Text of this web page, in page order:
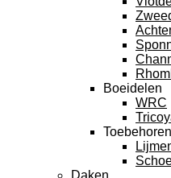
Boeidelen
WRC